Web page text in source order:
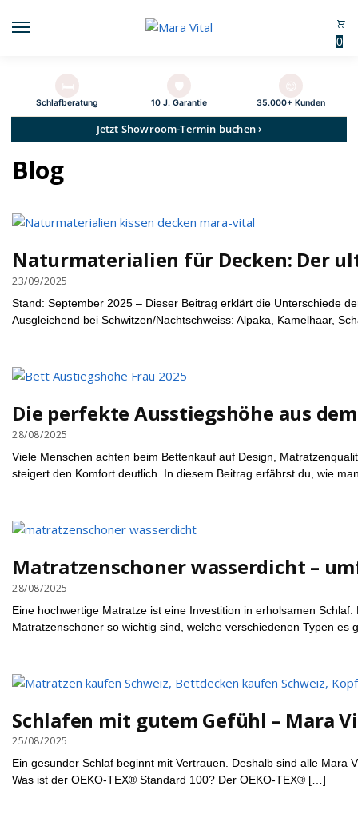
0
Schlaf­beratung 10 J. Garantie 35.000+ Kunden
Jetzt Showroom-Termin buchen ›
Blog
Naturmaterialien für Decken: Der
23/09/2025
Stand: September 2025 – Dieser Beitrag erklärt die Unterschiede
Ausgleichend bei Schwitzen/Nachtschweiss: Alpaka, Kamelhaar,
Die perfekte Ausstiegshöhe aus
28/08/2025
Viele Menschen achten beim Bettenkauf auf Design,
steigert den Komfort deutlich. In diesem Beitrag erfährst du, wie
Matratzenschoner wasserdicht –
28/08/2025
Eine hochwertige Matratze ist eine Investition in erholsamen
Matratzenschoner so wichtig sind, welche verschiedenen Typen es
Schlafen mit gutem Gefühl – Mara
25/08/2025
Ein gesunder Schlaf beginnt mit Vertrauen. Deshalb sind alle
Was ist der OEKO-TEX® Standard 100? Der OEKO-TEX® […]